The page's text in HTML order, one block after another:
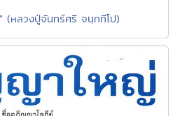
หลวงปู่จันทร์ศรี จนฺททีโป)